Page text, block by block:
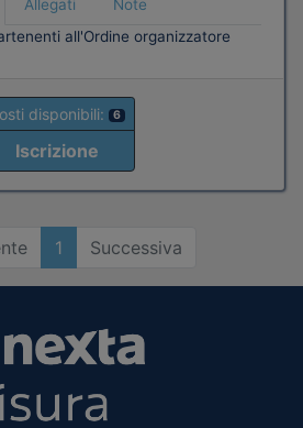
Allegati
Note
all'Ordine organizzatore
disponibili: 6
Iscrizione
1 Successiva